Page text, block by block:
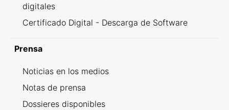
digitales
Certificado Digital - Descarga de Software
Prensa
Noticias en los medios
Notas de prensa
Dossieres disponibles